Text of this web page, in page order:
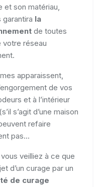
et son matériau,
garantira la
de toutes
votre réseau
apparaissent,
de vos
et à l’intérieur
s’agit d’une maison
refaire
pas...
veilliez à ce que
d’un curage par un
de curage